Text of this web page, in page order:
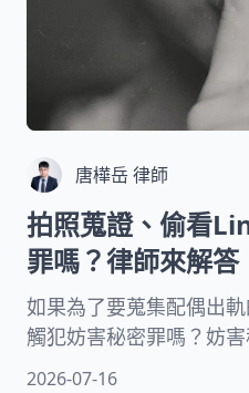
唐樺岳 律師
拍照蒐證、偷看
罪嗎？律師來解答
如果為了要蒐集配偶出
觸犯妨害秘密罪嗎？妨
密罪和解有用嗎？本文
2026-07-16